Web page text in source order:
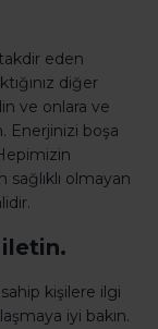
eden
diğer
ve onlara ve
Enerjinizi boşa
olmayan
iletin.
kişilere ilgi
iyi bakın.